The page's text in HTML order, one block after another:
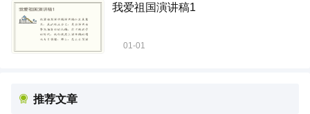
我爱祖国演讲稿1
01-01
推荐文章